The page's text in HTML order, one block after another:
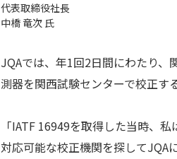
代表取締役社長
中橋 竜次 氏
JQAでは、年1回2日間にわたり
測器を関西試験センターで校正す
「IATF 16949を取得した当時、
対応可能な校正機関を探してJQA